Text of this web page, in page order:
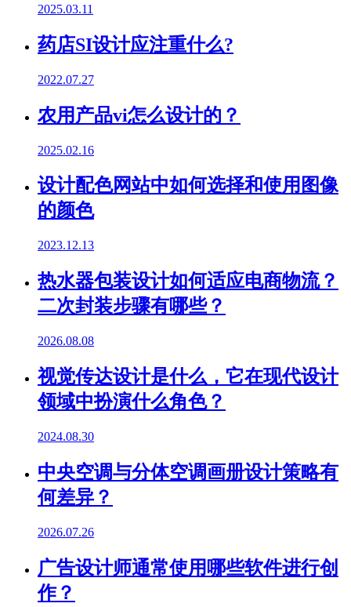
2025.03.11
药店SI设计应注重什么?
2022.07.27
农用产品vi怎么设计的？
2025.02.16
设计配色网站中如何选择和使用图像
的颜色
2023.12.13
热水器包装设计如何适应电商物流？
二次封装步骤有哪些？
2026.08.08
视觉传达设计是什么，它在现代设计
领域中扮演什么角色？
2024.08.30
中央空调与分体空调画册设计策略有
何差异？
2026.07.26
广告设计师通常使用哪些软件进行创
作？